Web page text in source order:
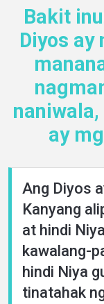
About
Bakit
Diyos ay
ay
Ang Diyos
Kanyang
at hindi
kawalang-
hindi Niya
tinatahak